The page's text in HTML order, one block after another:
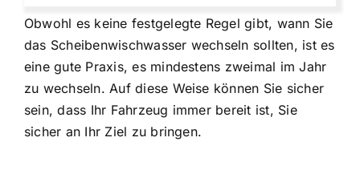
Obwohl es keine festgelegte Regel gibt, wann Sie
das Scheibenwischwasser wechseln sollten, ist es
eine gute Praxis, es mindestens zweimal im Jahr
zu wechseln. Auf diese Weise können Sie sicher
sein, dass Ihr Fahrzeug immer bereit ist, Sie
sicher an Ihr Ziel zu bringen.